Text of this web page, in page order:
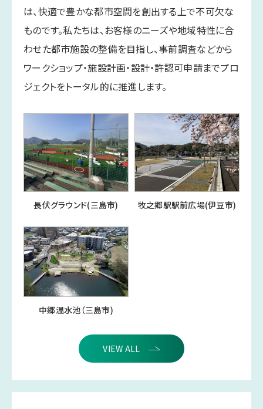
は、快適で豊かな都市空間を創出する上で不可欠な
ものです。私たちは、お客様のニーズや地域特性に合
わせた都市施設の整備を目指し、事前調査などから
ワークショップ・施設計画・設計・許認可申請までプロ
ジェクトをトータル的に推進します。
長伏グラウンド(三島市) 牧之郷駅駅前広場(伊豆市)
中郷温水池（三島市)
VIEW ALL